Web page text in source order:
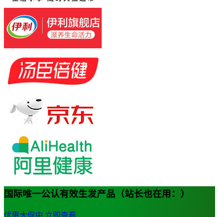
国际唯一公认有效生发产品（站长也在用：）
优惠大促中 立即查看